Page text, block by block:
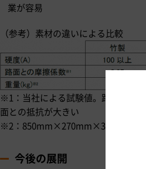
業が容易
（参考）素材の違いによる比較
※1：当社による試験値。路面と抵抗
面との抵抗が大きい
※2：850mm×270mm×30mmのサ
今後の展開